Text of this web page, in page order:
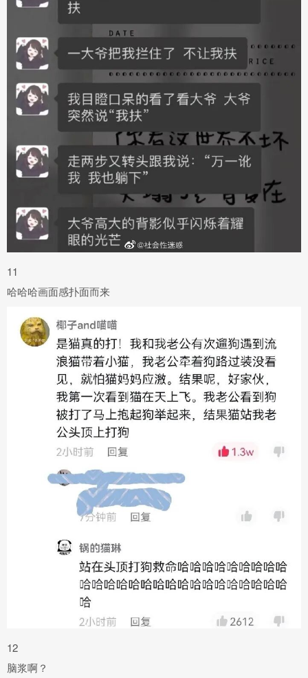
11
哈哈哈画面感扑面而来
12
脑浆啊？